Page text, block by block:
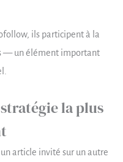
ils participent à la
— un élément important
la plus
article invité sur un autre